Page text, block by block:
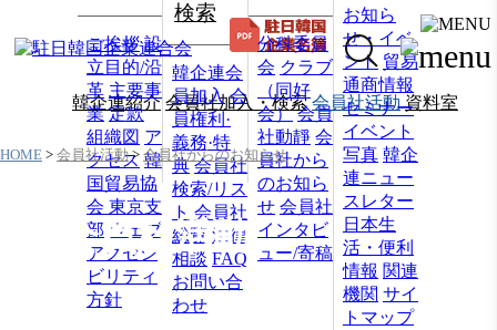
ご挨拶 設
立目的/沿
革 主要事
業 定款
組織図 ア
クセス 韓
国貿易協
会 東京支
部 ウェブ
アクセシ
ビリティ
方針
検索
韓企連会
員加入 会
員権利·
義務·特
典 会員社
検索/リス
ト 会員社
総覧 法律
相談 FAQ
お問い合
わせ
分科委員
会 クラブ
（同好
会） 会員
社動靜 会
員社から
のお知ら
せ 会員社
インタビ
ュー/寄稿
お知ら
せ・イベ
ント 貿易
通商情報
セミナー
イベント
写真 韓企
連ニュー
スレター
日本生
活・便利
情報 関連
機関 サイ
トマップ
韓企連紹介 会員社加入・検索 会員社活動 資料室
HOME > 会員社活動> 会員社からのお知らせ
会員社活動